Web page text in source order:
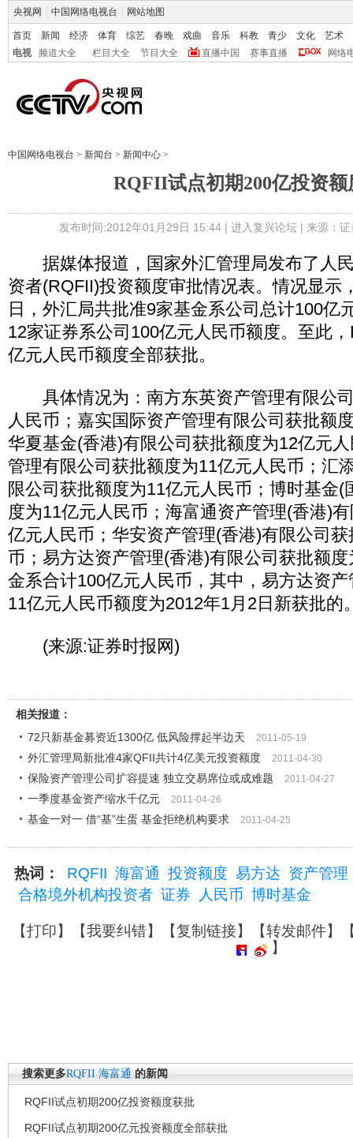
央视网 中国网络电视台 网站地图
首页 新闻 经济 体育 综艺 春晚 戏曲 音乐 科教 青少 文化
艺术
电视
频道大全 栏目大全 节目大全 直播中国 赛事直播 网络
中国网络电视台 > 新闻台 > 新闻中心 >
RQFII试点初期200亿投资额
发布时间:2012年01月29日 15:44 | 进入复兴论坛| 来源：
据媒体报道，国家外汇管理局发布了人
资者(RQFII)投资额度审批情况表。情况显示
日，外汇局共批准9家基金系公司总计100亿
12家证券系公司100亿元人民币额度。至此
亿元人民币额度全部获批。
具体情况为：南方东英资产管理有限公
人民币；嘉实国际资产管理有限公司获批额
华夏基金(香港)有限公司获批额度为12亿元
管理有限公司获批额度为11亿元人民币；汇
限公司获批额度为11亿元人民币；博时基金(
度为11亿元人民币；海富通资产管理(香港)
亿元人民币；华安资产管理(香港)有限公司
币；易方达资产管理(香港)有限公司获批额
金系合计100亿元人民币，其中，易方达资
11亿元人民币额度为2012年1月2日新获批的
(来源:证券时报网)
相关报道：
72只新基金募资近1300亿 低风险撑起半边天
2011-05-19
外汇管理局新批准4家QFII共计4亿美元投资额度 2011-04-30
保险资产管理公司扩容提速 独立交易席位或成难题 2011-04-27
一季度基金资产缩水千亿元 2011-04-26
基金一对一 借“基”生蛋 基金拒绝机构要求 2011-04-25
热词： RQFII 海富通 投资额度 易方达 资产管理
合格境外机构投资者 证券 人民币 博时基金
【打印】【我要纠错】【复制链接】【转发邮件】
】
搜索更多RQFII 海富通 的新闻
RQFII试点初期200亿投资额度获批
RQFII试点初期200亿元投资额度全部获批